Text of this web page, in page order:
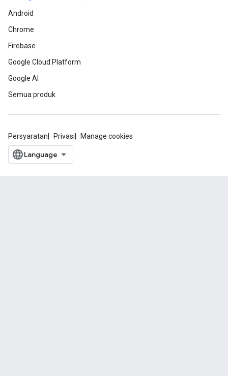
Android
Chrome
Firebase
Google Cloud Platform
Google AI
Semua produk
Persyaratan Privasi Manage cookies